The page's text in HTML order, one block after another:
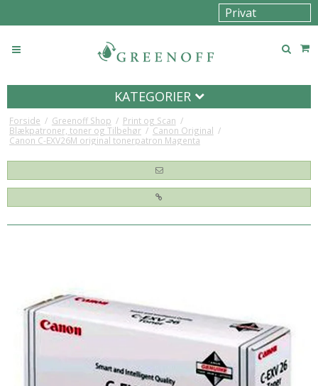
KATEGORIER
Forside / Greenoff Shop / Print og Scan /
Blækpatroner, toner og Tilbehør / Canon Original /
Canon C-EXV26M original tonerpatron Magenta